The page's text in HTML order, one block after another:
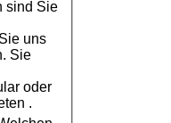
sind Sie
uns
Sie
oder
.